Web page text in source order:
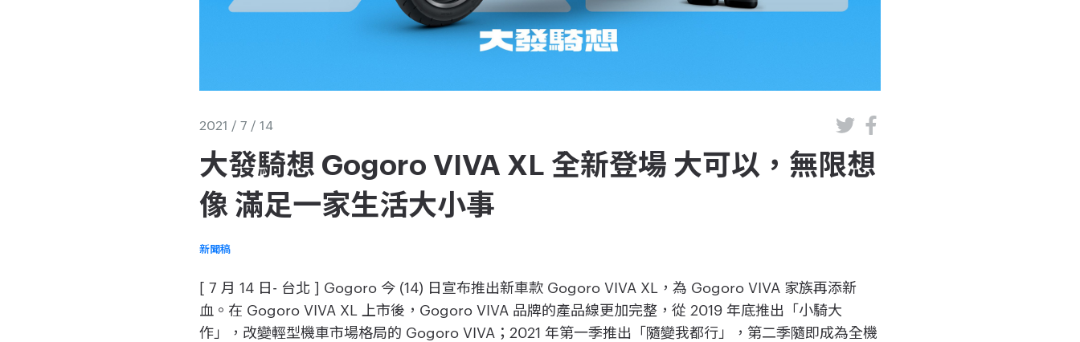
2021 / 7 / 14
大發騎想 Gogoro VIVA XL 全新登場 大可以，無限想
像 滿足一家生活大小事
新聞稿
[ 7 月 14 日- 台北 ] Gogoro 今 (14) 日宣布推出新車款 Gogoro VIVA XL，為 Gogoro VIVA 家族再添新
血。在 Gogoro VIVA XL 上市後，Gogoro VIVA 品牌的產品線更加完整，從 2019 年底推出「小騎大
作」，改變輕型機車市場格局的 Gogoro VIVA；2021 年第一季推出「隨變我都行」，第二季隨即成為全機